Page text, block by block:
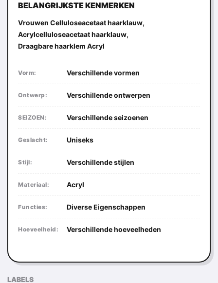
BELANGRIJKSTE KENMERKEN
Vrouwen Celluloseacetaat haarklauw,
Acrylcelluloseacetaat haarklauw,
Draagbare haarklem Acryl
Vorm: Verschillende vormen
Ontwerp: Verschillende ontwerpen
SEIZOEN: Verschillende seizoenen
Geslacht: Uniseks
Stijl: Verschillende stijlen
Materiaal: Acryl
Functies: Diverse Eigenschappen
Hoeveelheid: Verschillende hoeveelheden
LABELS